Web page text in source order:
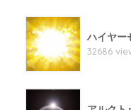
ハイヤー
32686